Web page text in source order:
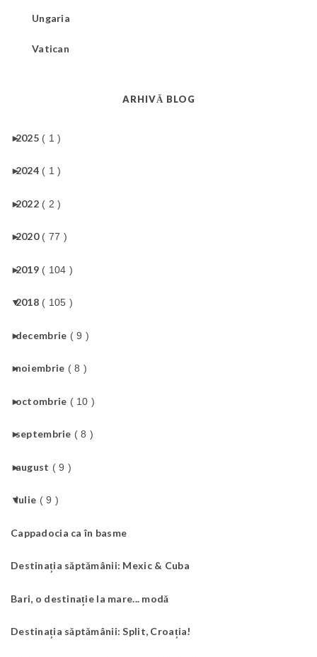
Ungaria
Vatican
ARHIVĂ BLOG
►
2025 ( 1 )
►
2024 ( 1 )
►
2022 ( 2 )
►
2020 ( 77 )
►
2019 ( 104 )
▼
2018 ( 105 )
►
decembrie ( 9 )
►
noiembrie ( 8 )
►
octombrie ( 10 )
►
septembrie ( 8 )
►
august ( 9 )
▼
iulie ( 9 )
Cappadocia ca în basme
Destinația săptămânii: Mexic & Cuba
Bari, o destinație la mare... modă
Destinația săptămânii: Split, Croația!